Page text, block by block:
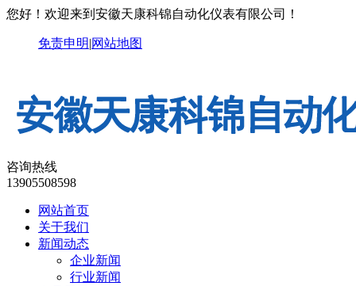
您好！欢迎来到安徽天康科锦自动化仪表有限公司！
免责申明|网站地图
咨询热线
13905508598
网站首页
关于我们
新闻动态
企业新闻
行业新闻